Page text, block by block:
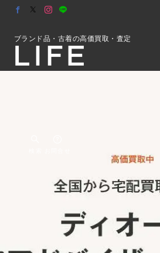
ブランド品・古着の高価買取・査定